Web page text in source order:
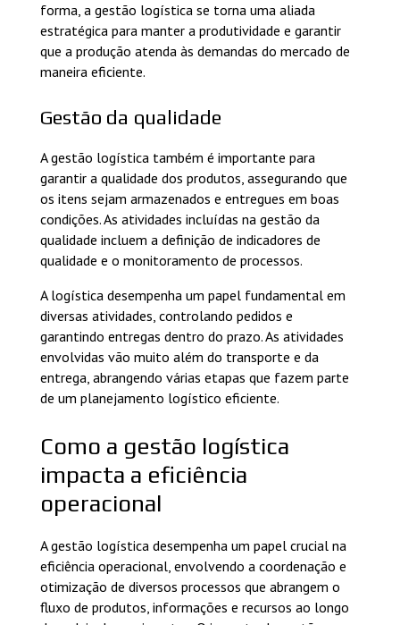
forma, a gestão logística se torna uma aliada
estratégica para manter a produtividade e garantir
que a produção atenda às demandas do mercado de
maneira eficiente.
Gestão da qualidade
A gestão logística também é importante para
garantir a qualidade dos produtos, assegurando que
os itens sejam armazenados e entregues em boas
condições. As atividades incluídas na gestão da
qualidade incluem a definição de indicadores de
qualidade e o monitoramento de processos.
A logística desempenha um papel fundamental em
diversas atividades, controlando pedidos e
garantindo entregas dentro do prazo. As atividades
envolvidas vão muito além do transporte e da
entrega, abrangendo várias etapas que fazem parte
de um planejamento logístico eficiente.
Como a gestão logística
impacta a eficiência
operacional
A gestão logística desempenha um papel crucial na
eficiência operacional, envolvendo a coordenação e
otimização de diversos processos que abrangem o
fluxo de produtos, informações e recursos ao longo